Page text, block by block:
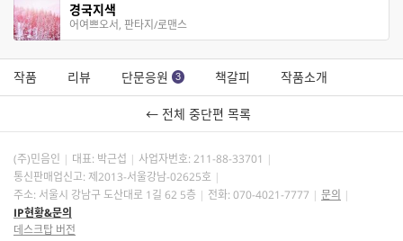
경국지색
어여쁘오서, 판타지/로맨스
작품 리뷰 단문응원 3 책갈피 작품소개
← 전체 중단편 목록
(주)민음인 대표: 박근섭 사업자번호: 211-88-33701
통신판매업신고: 제2013-서울강남-02625호
주소: 서울시 강남구 도산대로 1길 62 5층
전화: 070-4021-7777
문의
IP현황&문의
데스크탑 버전